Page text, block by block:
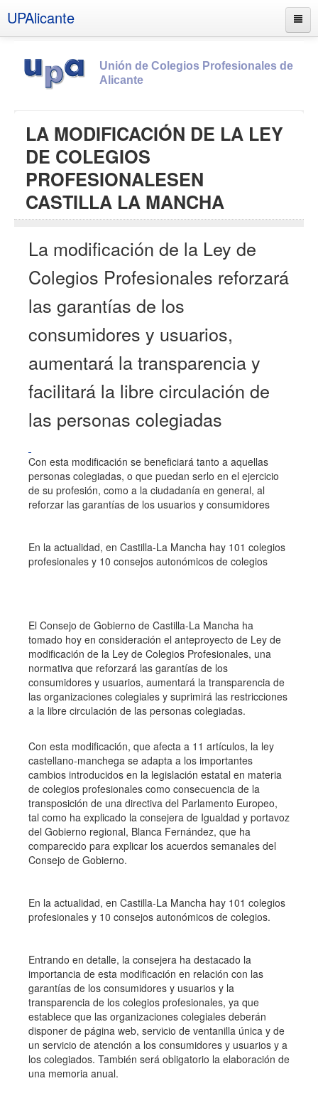
UPAlicante
Unión de Colegios Profesionales de
Alicante
Socios
Estatutos
Documentos
Boletines
PROA
Contacto
LA MODIFICACIÓN DE LA LEY
DE COLEGIOS
PROFESIONALESEN
CASTILLA LA MANCHA
La modificación de la Ley de
Colegios Profesionales reforzará
las garantías de los
consumidores y usuarios,
aumentará la transparencia y
facilitará la libre circulación de
las personas colegiadas
Con esta modificación se beneficiará tanto a aquellas
personas colegiadas, o que puedan serlo en el ejercicio
de su profesión, como a la ciudadanía en general, al
reforzar las garantías de los usuarios y consumidores
En la actualidad, en Castilla-La Mancha hay 101 colegios
profesionales y 10 consejos autonómicos de colegios
El Consejo de Gobierno de Castilla-La Mancha ha
tomado hoy en consideración el anteproyecto de Ley de
modificación de la Ley de Colegios Profesionales, una
normativa que reforzará las garantías de los
consumidores y usuarios, aumentará la transparencia de
las organizaciones colegiales y suprimirá las restricciones
a la libre circulación de las personas colegiadas.
Con esta modificación, que afecta a 11 artículos, la ley
castellano-manchega se adapta a los importantes
cambios introducidos en la legislación estatal en materia
de colegios profesionales como consecuencia de la
transposición de una directiva del Parlamento Europeo,
tal como ha explicado la consejera de Igualdad y portavoz
del Gobierno regional, Blanca Fernández, que ha
comparecido para explicar los acuerdos semanales del
Consejo de Gobierno.
En la actualidad, en Castilla-La Mancha hay 101 colegios
profesionales y 10 consejos autonómicos de colegios.
Entrando en detalle, la consejera ha destacado la
importancia de esta modificación en relación con las
garantías de los consumidores y usuarios y la
transparencia de los colegios profesionales, ya que
establece que las organizaciones colegiales deberán
disponer de página web, servicio de ventanilla única y de
un servicio de atención a los consumidores y usuarios y a
los colegiados. También será obligatorio la elaboración de
una memoria anual.